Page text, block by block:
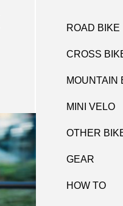
ROAD BIKE
CROSS
MOUNTAIN
MINI VELO
OTHER
GEAR
HOW TO